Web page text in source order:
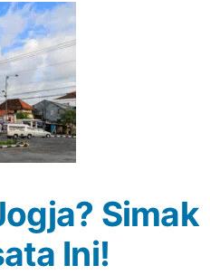
Simak
Ini!